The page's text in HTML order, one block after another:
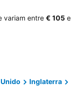
variam entre ‎€ 105 e
Inglaterra